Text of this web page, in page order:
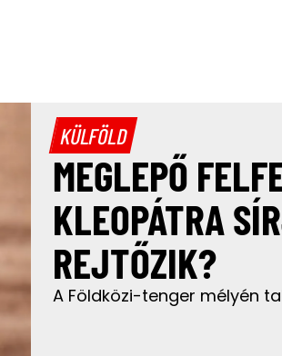
KÜLFÖLD
MEGLEPŐ
KLEOPÁTRA
REJTŐZIK?
A Földközi-tenger mélyén